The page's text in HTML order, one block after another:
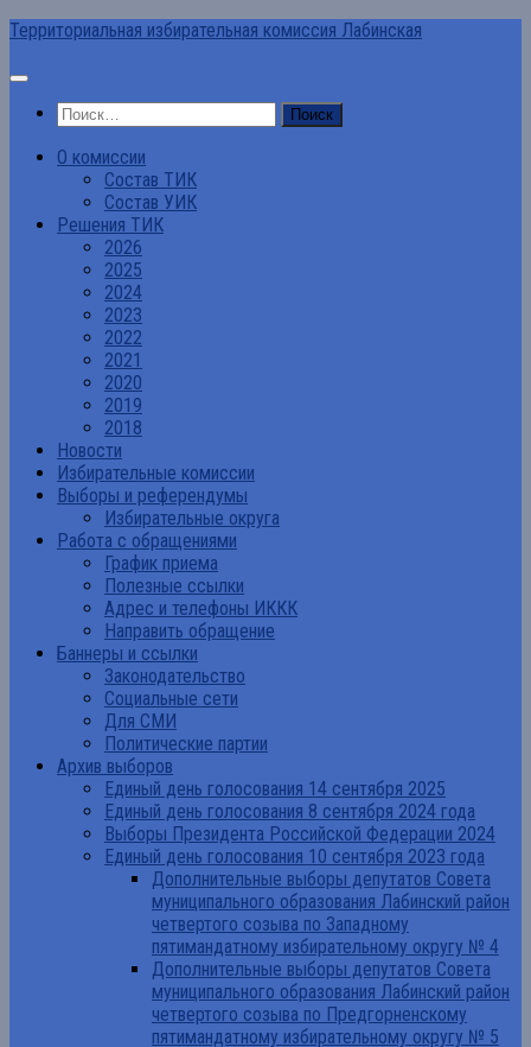
Перейти
содержимому
Территориальная избирательная комиссия Лабинская
Найти:
О комиссии
Состав ТИК
Состав УИК
Решения ТИК
2026
2025
2024
2023
2022
2021
2020
2019
2018
Новости
Избирательные комиссии
Выборы и референдумы
Избирательные округа
Работа с обращениями
График приема
Полезные ссылки
Адрес и телефоны ИККК
Направить обращение
Баннеры и ссылки
Законодательство
Социальные сети
Для СМИ
Политические партии
Архив выборов
Единый день голосования 14 сентября 2025
Единый день голосования 8 сентября 2024 года
Выборы Президента Российской Федерации 2024
Единый день голосования 10 сентября 2023 года
Дополнительные выборы депутатов Совета
муниципального образования Лабинский район
четвертого созыва по Западному
пятимандатному избирательному округу № 4
Дополнительные выборы депутатов Совета
муниципального образования Лабинский район
четвертого созыва по Предгорненскому
пятимандатному избирательному округу № 5